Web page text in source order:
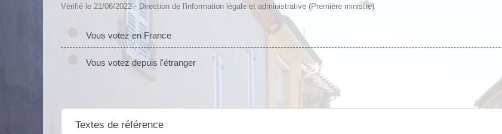
Vérifié le 21/06/2022 - Direction de l'information légale et administrative (Première ministre)
Vous votez en France
Vous votez depuis l'étranger
Textes de référence